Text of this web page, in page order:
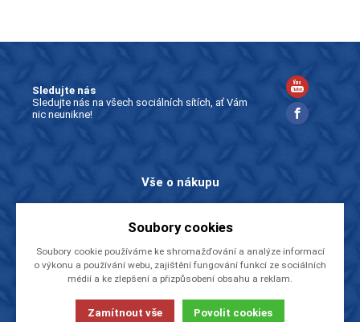
Sledujte nás
Sledujte nás na všech sociálních sítích, ať Vám
nic neunikne!
Vše o nákupu
Obchodní podmínky
Zásady ochrany osobních údajů
Ke stažení
Značky
Soubory cookies
Soubory cookie používáme ke shromažďování a analýze informací
o výkonu a používání webu, zajištění fungování funkcí ze sociálních
médií a ke zlepšení a přizpůsobení obsahu a reklam.
Zamítnout vše Povolit cookies